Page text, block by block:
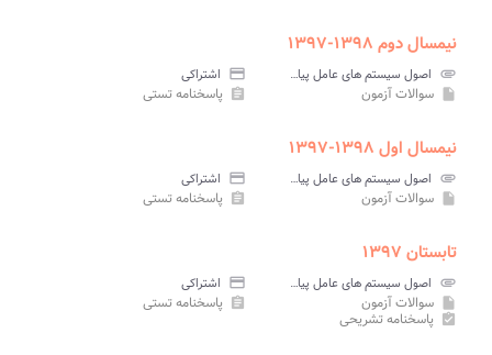
نیمسال دوم ۱۳۹۸-۱۳۹۷
attachment اصول سیستم های عامل پیام نور credit_card اشتراکی
insert_drive_file سوالات آزمون assignment پاسخنامه تستی
نیمسال اول ۱۳۹۸-۱۳۹۷
attachment اصول سیستم های عامل پیام نور credit_card اشتراکی
insert_drive_file سوالات آزمون assignment پاسخنامه تستی
تابستان ۱۳۹۷
attachment اصول سیستم های عامل پیام نور credit_card اشتراکی
insert_drive_file سوالات آزمون assignment پاسخنامه تستی
assignment_turned_in پاسخنامه تشریحی